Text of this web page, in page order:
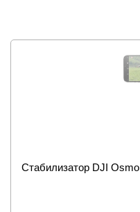
Стабилизатор DJI